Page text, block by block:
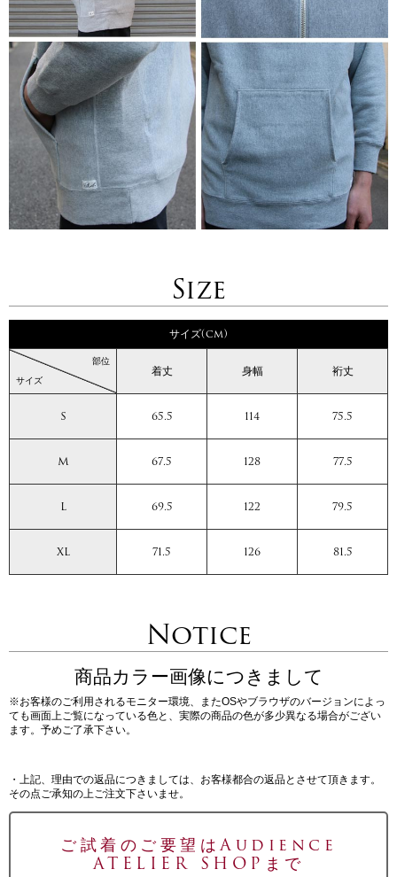
Size
サイズ(cm)
サイズ
部位
着丈 身幅 裄丈
S 65.5 114 75.5
M 67.5 128 77.5
L 69.5 122 79.5
XL 71.5 126 81.5
Notice
商品カラー画像につきまして
※お客様のご利用されるモニター環境、またOSやブラウザのバージョンによっ
ても画面上ご覧になっている色と、実際の商品の色が多少異なる場合がござい
ます。予めご了承下さい。
・上記、理由での返品につきましては、お客様都合の返品とさせて頂きます。
その点ご承知の上ご注文下さいませ。
ご試着のご要望はAudience
ATELIER SHOPまで